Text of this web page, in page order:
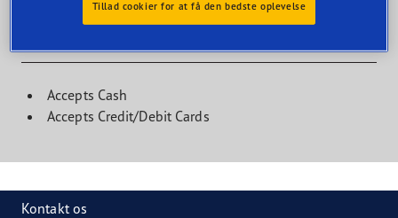
Kundefaciliteter
Accepts Cash
Accepts Credit/Debit Cards
Kontakt os
Tillad cookier for at få den bedste oplevelse